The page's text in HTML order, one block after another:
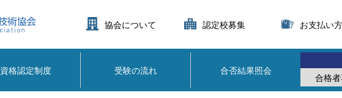
協会について 認定校募集 お支払い
資格認定制度 受験の流れ 合否結果照会
合格